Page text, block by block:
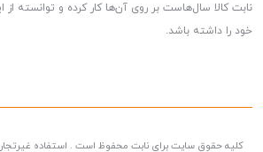
نابت کالا سال‌هاست بر روی آن‌ها کار کرده و توانسته
خود را داشته باشد.
کلیه حقوق سایت برای نابت محفوظ است . استفاده